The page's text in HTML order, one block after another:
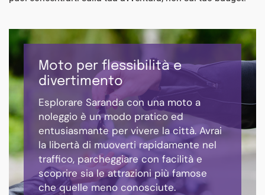
Moto per flessibilità e
divertimento
Esplorare Saranda con una moto a
noleggio è un modo pratico ed
entusiasmante per vivere la città. Avrai
la libertà di muoverti rapidamente nel
traffico, parcheggiare con facilità e
scoprire sia le attrazioni più famose
che quelle meno conosciute.